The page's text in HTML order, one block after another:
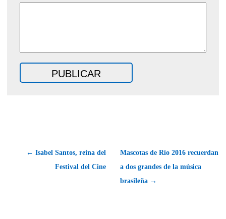
← Isabel Santos, reina del
Festival del Cine
Mascotas de Río 2016 recuerdan
a dos grandes de la música
brasileña →